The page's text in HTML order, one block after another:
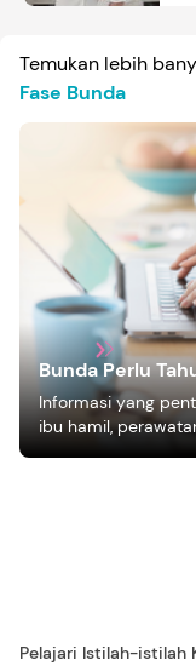
Temukan lebih
Fase Bunda
Bunda Perlu
Informasi yang
ibu hamil,
mengasuh anak
Pelajari Istilah-istilah